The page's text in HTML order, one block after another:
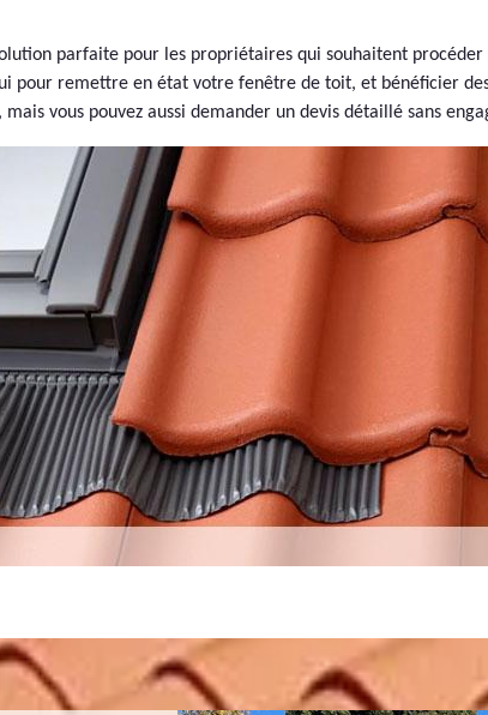
parfaite pour les propriétaires qui souhaitent
pour remettre en état votre fenêtre de toit, et bénéficier
vous pouvez aussi demander un devis détaillé sans